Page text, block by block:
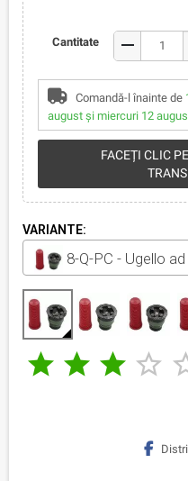
Cantitate remove
Comandă-l înainte de
august și miercuri 12
FACEȚI CLIC
VARIANTE:
8-Q-PC - Ugello ad
   